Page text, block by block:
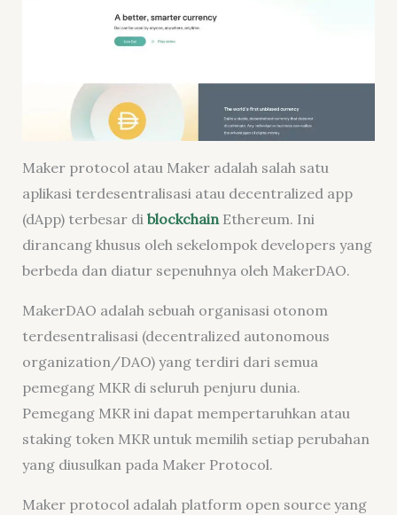
Maker protocol atau Maker adalah salah satu
aplikasi terdesentralisasi atau decentralized app
(dApp) terbesar di blockchainEthereum. Ini
dirancang khusus oleh sekelompok developers yang
berbeda dan diatur sepenuhnya oleh MakerDAO.
MakerDAO adalah sebuah organisasi otonom
terdesentralisasi (decentralized autonomous
organization/DAO) yang terdiri dari semua
pemegang MKR di seluruh penjuru dunia.
Pemegang MKR ini dapat mempertaruhkan atau
staking token MKR untuk memilih setiap perubahan
yang diusulkan pada Maker Protocol.
Maker protocol adalah platform open source yang